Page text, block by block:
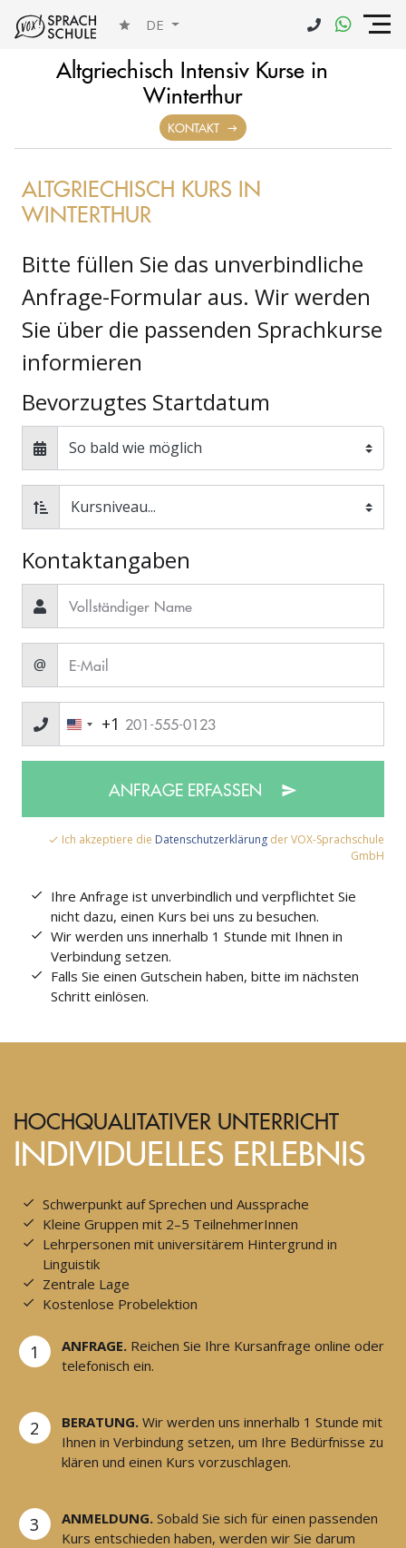
DE
Altgriechisch Intensiv Kurse in
Winterthur
KONTAKT
ANFRAGE
ALTGRIECHISCH KURS IN
WINTERTHUR
Bitte füllen Sie das unverbindliche
Anfrage-Formular aus. Wir werden
Sie über die passenden Sprachkurse
informieren
Bevorzugtes Startdatum
Kontaktangaben
@
+1
ANFRAGE ERFASSEN
Ich akzeptiere die Datenschutzerklärung der VOX-Sprachschule
GmbH
Ihre Anfrage ist unverbindlich und verpflichtet Sie
nicht dazu, einen Kurs bei uns zu besuchen.
Wir werden uns innerhalb 1 Stunde mit Ihnen in
Verbindung setzen.
Falls Sie einen Gutschein haben, bitte im nächsten
Schritt einlösen.
HOCHQUALITATIVER UNTERRICHT
INDIVIDUELLES ERLEBNIS
Schwerpunkt auf Sprechen und Aussprache
Kleine Gruppen mit 2–5 TeilnehmerInnen
Lehrpersonen mit universitärem Hintergrund in
Linguistik
Zentrale Lage
Kostenlose Probelektion
1 ANFRAGE. Reichen Sie Ihre Kursanfrage online oder
telefonisch ein.
2 BERATUNG. Wir werden uns innerhalb 1 Stunde mit
Ihnen in Verbindung setzen, um Ihre Bedürfnisse zu
klären und einen Kurs vorzuschlagen.
3 ANMELDUNG. Sobald Sie sich für einen passenden
Kurs entschieden haben, werden wir Sie darum